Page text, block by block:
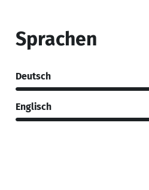
Sprachen
Deutsch
Englisch